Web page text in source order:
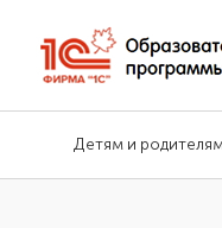
Детям и